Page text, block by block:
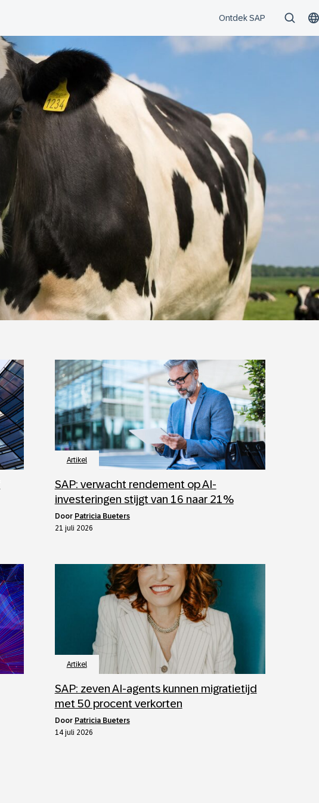
Artikel
SAP: verwacht rendement op AI-
investeringen stijgt van 16 naar 21%
door Patricia Bueters
21 juli 2026
Artikel
SAP: zeven AI-agents kunnen migratietijd
met 50 procent verkorten
door Patricia Bueters
14 juli 2026